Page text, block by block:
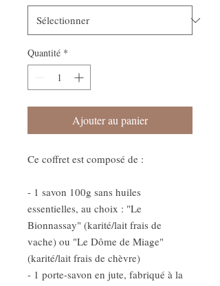
Quantité *
Ajouter au panier
Ce coffret est composé de :
- 1 savon 100g sans huiles
essentielles, au choix : "Le
Bionnassay" (karité/lait frais de
vache) ou "Le Dôme de Miage"
(karité/lait frais de chèvre)
- 1 porte-savon en jute, fabriqué à la